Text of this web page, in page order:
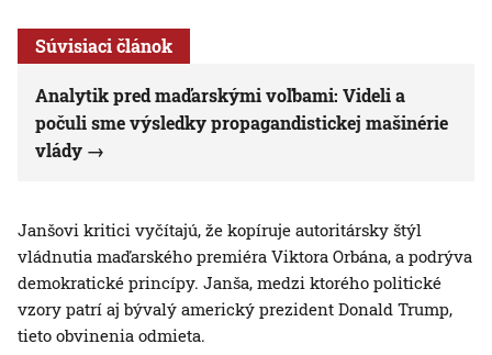
Súvisiaci článok
Analytik pred maďarskými voľbami: Videli a
počuli sme výsledky propagandistickej mašinérie
vlády
Janšovi kritici vyčítajú, že kopíruje autoritársky štýl
vládnutia maďarského premiéra Viktora Orbána, a podrýva
demokratické princípy. Janša, medzi ktorého politické
vzory patrí aj bývalý americký prezident Donald Trump,
tieto obvinenia odmieta.